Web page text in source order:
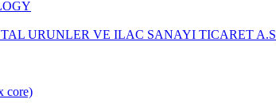
URUNLER VE ILAC SANAYI TICARET A.S
core)